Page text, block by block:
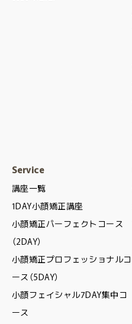
Service
講座一覧
1DAY小顔矯正講座
小顔矯正パーフェクトコース
（2DAY）
小顔矯正プロフェッショナルコ
ース（5DAY）
小顔フェイシャル7DAY集中コ
ース